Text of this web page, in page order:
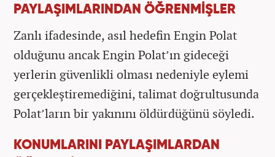
PAYLAŞIMLARINDAN ÖĞRENMİŞLER
Zanlı ifadesinde, asıl hedefin Engin Polat
olduğunu ancak Engin Polat’ın gideceği
yerlerin güvenlikli olması nedeniyle eylemi
gerçekleştiremediğini, talimat doğrultusunda
Polat’ların bir yakınını öldürdüğünü söyledi.
KONUMLARINI PAYLAŞIMLARDAN